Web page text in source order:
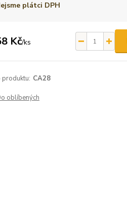
plátci DPH
Kč/ks
CA28
oblíbených